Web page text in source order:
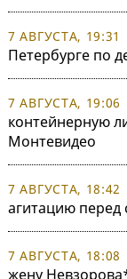
7 АВГУСТА, 19:31
Петербурге по
7 АВГУСТА, 19:06
контейнерную
Монтевидео
7 АВГУСТА, 18:42
агитацию
7 АВГУСТА, 18:08
жену